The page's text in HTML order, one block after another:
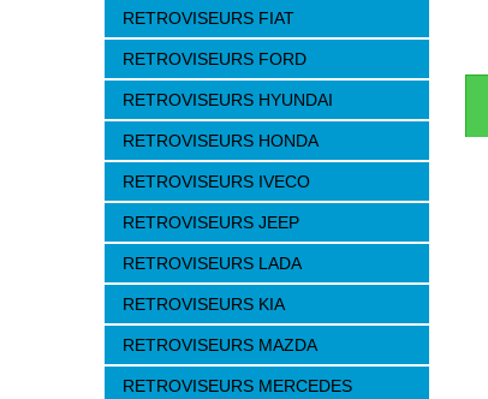
RETROVISEURS FIAT
RETROVISEURS FORD
RETROVISEURS HYUNDAI
RETROVISEURS HONDA
RETROVISEURS IVECO
RETROVISEURS JEEP
RETROVISEURS LADA
RETROVISEURS KIA
RETROVISEURS MAZDA
RETROVISEURS MERCEDES